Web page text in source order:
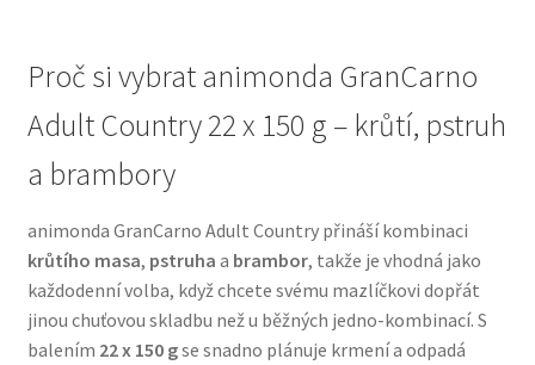
Ortopedické pelíšky
Přepravky pro psy
Purizon pro psy — Vysoký obsah masa, bez obilovin
Royal Canin pro psy
Veterinární dieta pro psy
Proč si vybrat animonda GranCarno
Adult Country 22 x 150 g – krůtí, pstruh
a brambory
animonda GranCarno Adult Country přináší kombinaci
krůtího masa, pstruha a brambor, takže je vhodná jako
každodenní volba, když chcete svému mazlíčkovi dopřát
jinou chuťovou skladbu než u běžných jedno-kombinací. S
balením 22 x 150 gse snadno plánuje krmení a odpadá